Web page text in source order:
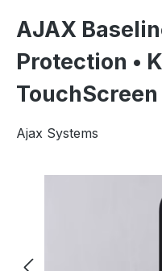
AJAX
Protection •
TouchScreen
Ajax Systems